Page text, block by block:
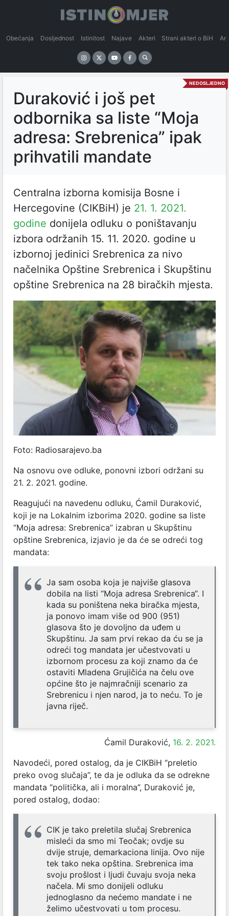
Obećanja Dosljednost Istinitost Najave Akteri Strani akteri o BiH
NEDOSLJEDNO
Duraković i još pet
odbornika sa liste “Moja
adresa: Srebrenica” ipak
prihvatili mandate
Centralna izborna komisija Bosne i
Hercegovine (CIKBiH) je 21. 1. 2021.
godine donijela odluku o poništavanju
izbora održanih 15. 11. 2020. godine u
izbornoj jedinici Srebrenica za nivo
načelnika Opštine Srebrenica i Skupštinu
opštine Srebrenica na 28 biračkih mjesta.
Foto: Radiosarajevo.ba
Na osnovu ove odluke, ponovni izbori održani su
21. 2. 2021. godine.
Reagujući na navedenu odluku, Ćamil Duraković,
koji je na Lokalnim izborima 2020. godine sa liste
“Moja adresa: Srebrenica” izabran u Skupštinu
opštine Srebrenica, izjavio je da će se odreći tog
mandata:
Ja sam osoba koja je najviše glasova
dobila na listi “Moja adresa Srebrenica“. I
kada su poništena neka biračka mjesta,
ja ponovo imam više od 900 (951)
glasova što je dovoljno da uđem u
Skupštinu. Ja sam prvi rekao da ću se ja
odreći tog mandata jer učestvovati u
izbornom procesu za koji znamo da će
ostaviti Mladena Grujičića na čelu ove
općine što je najmračniji scenario za
Srebrenicu i njen narod, ja to neću. To je
javna riječ.
Ćamil Duraković, 16. 2. 2021.
Navodeći, pored ostalog, da je CIKBiH “preletio
preko ovog slučaja”, te da je odluka da se odrekne
mandata “politička, ali i moralna”, Duraković je,
pored ostalog, dodao:
CIK je tako preletila slučaj Srebrenica
misleći da smo mi Teočak; ovdje su
dvije struje, demarkaciona linija. Ovo nije
tek tako neka opština. Srebrenica ima
svoju prošlost i ljudi čuvaju svoja neka
načela. Mi smo donijeli odluku
jednoglasno da nećemo mandate i ne
želimo učestvovati u tom procesu.